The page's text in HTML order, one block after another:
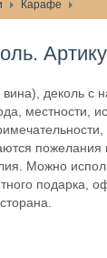
Карафе
деколь с
местности,
пожелания
Можно
подарка,